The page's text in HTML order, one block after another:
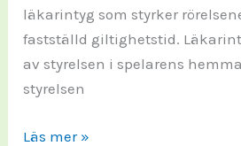
läkarintyg som styrker
fastställd giltighetstid.
av styrelsen i spelarens
styrelsen
Tillstånd
Läs mer »